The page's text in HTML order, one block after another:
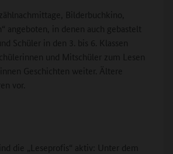
Bilderbuchkino,
angeboten, in denen auch gebastelt
Schüler in den 3. bis 6. Klassen
und Mitschüler zum Lesen
Geschichten weiter. Ältere
vor.
die „Leseprofis“ aktiv: Unter dem